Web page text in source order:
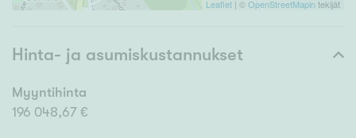
Leaflet | ©OpenStreetMapintekijät
Hinta- ja asumiskustannukset
Myyntihinta
196 048,67 €